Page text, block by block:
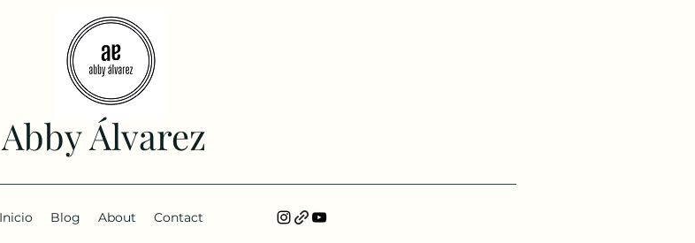
Abby Álvarez
Inicio Blog About Contact